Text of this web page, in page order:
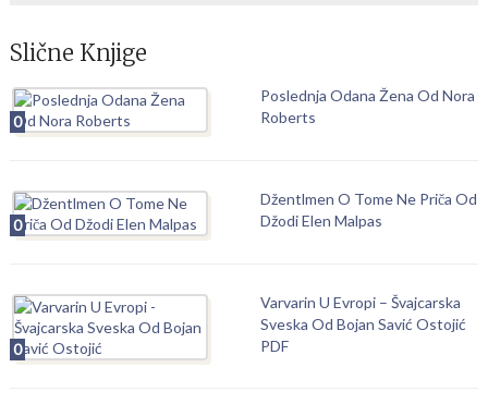
Slične Knjige
0
Poslednja Odana Žena Od Nora
Roberts
0
Džentlmen O Tome Ne Priča Od
Džodi Elen Malpas
0
Varvarin U Evropi – Švajcarska
Sveska Od Bojan Savić Ostojić
PDF